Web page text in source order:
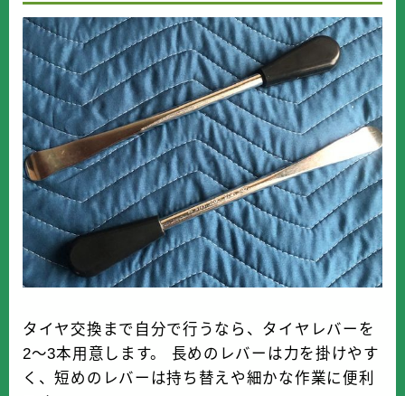
タイヤ交換まで自分で行うなら、タイヤレバーを
2～3本用意します。 長めのレバーは力を掛けやす
く、短めのレバーは持ち替えや細かな作業に便利